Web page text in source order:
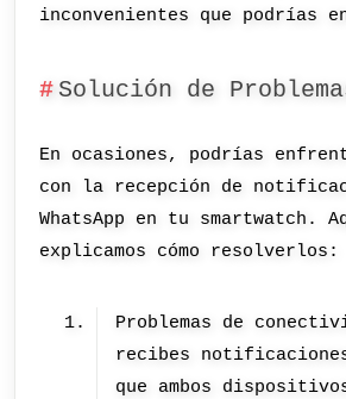
inconvenientes que podrías
Solución de
En ocasiones, podrías
con la recepción de
WhatsApp en tu smartwatch.
explicamos cómo resolverlos:
Problemas de
recibes
que ambos